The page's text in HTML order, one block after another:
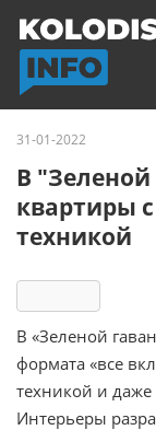
31-01-2022
В
квартиры
техникой
В «Зеленой
формата «все
техникой и
Интерьеры